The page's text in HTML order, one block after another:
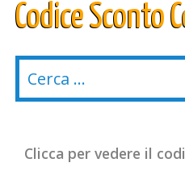
Codice Sconto
Clicca per vedere il